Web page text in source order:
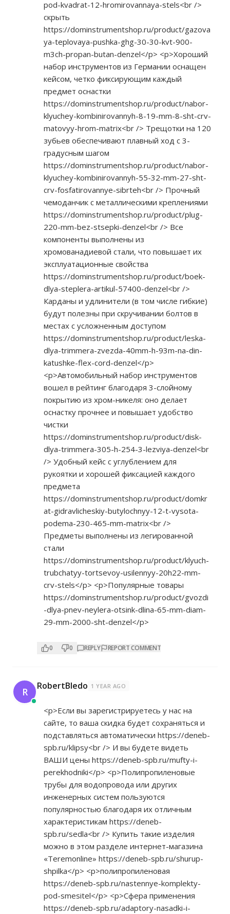
pod-kvadrat-12-hromirovannaya-stels<br />
скрыть
https://dominstrumentshop.ru/product/gazova
ya-teplovaya-pushka-ghg-30-30-kvt-900-
m3ch-propan-butan-denzel</p> <p>Хороший
набор инструментов из Германии оснащен
кейсом, четко фиксирующим каждый
предмет оснастки
https://dominstrumentshop.ru/product/nabor-
klyuchey-kombinirovannyh-8-19-mm-8-sht-crv-
matovyy-hrom-matrix<br /> Трещотки на 120
зубьев обеспечивают плавный ход с 3-
градусным шагом
https://dominstrumentshop.ru/product/nabor-
klyuchey-kombinirovannyh-55-32-mm-27-sht-
crv-fosfatirovannye-sibrteh<br /> Прочный
чемоданчик с металлическими креплениями
https://dominstrumentshop.ru/product/plug-
220-mm-bez-stsepki-denzel<br /> Все
компоненты выполнены из
хромованадиевой стали, что повышает их
эксплуатационные свойства
https://dominstrumentshop.ru/product/boek-
dlya-steplera-artikul-57400-denzel<br />
Карданы и удлинители (в том числе гибкие)
будут полезны при скручивании болтов в
местах с усложненным доступом
https://dominstrumentshop.ru/product/leska-
dlya-trimmera-zvezda-40mm-h-93m-na-din-
katushke-flex-cord-denzel</p>
<p>Автомобильный набор инструментов
вошел в рейтинг благодаря 3-слойному
покрытию из хром-никеля: оно делает
оснастку прочнее и повышает удобство
чистки
https://dominstrumentshop.ru/product/disk-
dlya-trimmera-305-h-254-3-lezviya-denzel<br
/> Удобный кейс с углублением для
рукоятки и хорошей фиксацией каждого
предмета
https://dominstrumentshop.ru/product/domkr
at-gidravlicheskiy-butylochnyy-12-t-vysota-
podema-230-465-mm-matrix<br />
Предметы выполнены из легированной
стали
https://dominstrumentshop.ru/product/klyuch-
trubchatyy-tortsevoy-usilennyy-20h22-mm-
crv-stels</p> <p>Популярные товары
https://dominstrumentshop.ru/product/gvozdi
-dlya-pnev-neylera-otsink-dlina-65-mm-diam-
29-mm-2000-sht-denzel</p>
0 0 REPLY REPORT COMMENT
R RobertBledo 1 YEAR AGO
<p>Если вы зарегистрируетесь у нас на
сайте, то ваша скидка будет сохраняться и
подставляться автоматически https://deneb-
spb.ru/klipsy<br /> И вы будете видеть
ВАШИ цены https://deneb-spb.ru/mufty-i-
perekhodniki</p> <p>Полипропиленовые
трубы для водопровода или других
инженерных систем пользуются
популярностью благодаря их отличным
характеристикам https://deneb-
spb.ru/sedla<br /> Купить такие изделия
можно в этом разделе интернет-магазина
«Teremonline» https://deneb-spb.ru/shurup-
shpilka</p> <p>полипропиленовая
https://deneb-spb.ru/nastennye-komplekty-
pod-smesitel</p> <p>Сфера применения
https://deneb-spb.ru/adaptory-nasadki-i-